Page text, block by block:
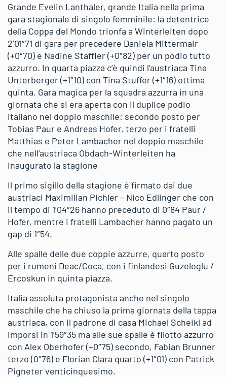
Grande Evelin Lanthaler, grande Italia nella prima
gara stagionale di singolo femminile: la detentrice
della Coppa del Mondo trionfa a Winterleiten dopo
2’01″71 di gara per precedere Daniela Mittermair
(+0″70) e Nadine Staffler (+0″82) per un podio tutto
azzurro. In quarta piazza c’è quindi l’austriaca Tina
Unterberger (+1″10) con Tina Stuffer (+1″16) ottima
quinta. Gara magica per la squadra azzurra in una
giornata che si era aperta con il duplice podio
italiano nel doppio maschile: secondo posto per
Tobias Paur e Andreas Hofer, terzo per i fratelli
Matthias e Peter Lambacher nel doppio maschile
che nell’austriaca Obdach-Winterleiten ha
inaugurato la stagione
Il primo sigillo della stagione è firmato dai due
austriaci Maximilian Pichler – Nico Edlinger che con
il tempo di 1’04″26 hanno preceduto di 0″84 Paur /
Hofer, mentre i fratelli Lambacher hanno pagato un
gap di 1″54.
Alle spalle delle due coppie azzurre, quarto posto
per i rumeni Deac/Coca, con i finlandesi Guzeloglu /
Ercoskun in quinta piazza.
Italia assoluta protagonista anche nel singolo
maschile che ha chiuso la prima giornata della tappa
austriaca, con il padrone di casa Michael Scheikl ad
imporsi in 1’59″35 ma alle sue spalle è filotto azzurro
con Alex Oberhofer (+0″75) secondo, Fabian Brunner
terzo (0″76) e Florian Clara quarto (+1″01) con Patrick
Pigneter venticinquesimo.